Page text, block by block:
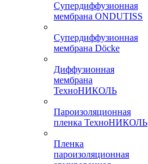
Супердиффузионная
мембрана ONDUTISS
Супердиффузионная
мембрана Döcke
Диффузионная
мембрана
ТехноНИКОЛЬ
Пароизоляционная
пленка ТехноНИКОЛЬ
Пленка
пароизоляционная